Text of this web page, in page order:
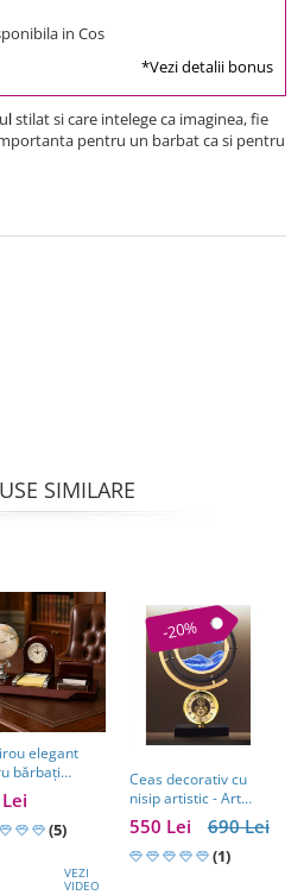
in Cos
*Vezi detalii bonus
lstilat si care intelege ca imaginea, fie
pentru un barbat ca si pentru
SIMILARE
elegant
bărbați
Desk
Clock –
premium
de afaceri
(5)
VEZI
VIDEO
-20%
Ceas decorativ cu
nisip artistic - Art
Table Clock
690 Lei
550 Lei
(1)